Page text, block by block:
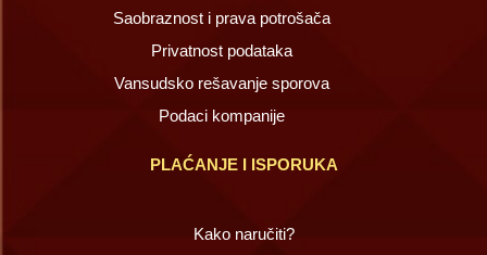
Saobraznost i prava potrošača
Privatnost podataka
Vansudsko rešavanje sporova
Podaci kompanije
PLAĆANJE I ISPORUKA
Kako naručiti?